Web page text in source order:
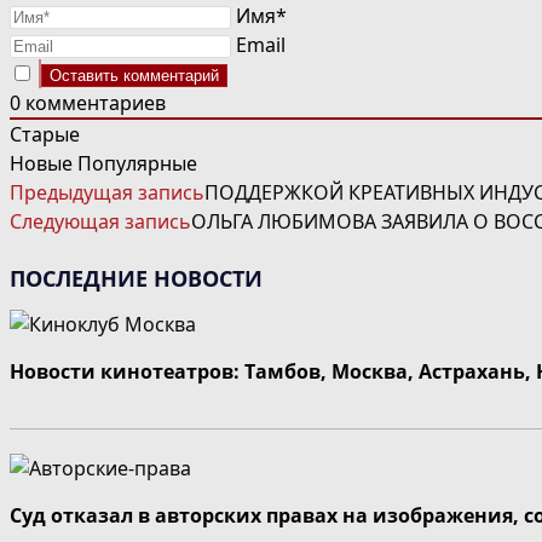
Имя*
Email
0 комментариев
Старые
Новые Популярные
ЧИТАТЬ
ДАЛЕЕ
СТАТЬИ
Предыдущая записьПОДДЕРЖКОЙ КРЕАТИВНЫХ
Следующая записьОЛЬГА ЛЮБИМОВА ЗАЯВИЛА О
ПОСЛЕДНИЕ НОВОСТИ
Новости кинотеатров: Тамбов, Москва,
Суд отказал в авторских правах на изображения,